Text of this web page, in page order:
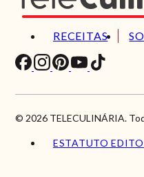
RECEITAS
© 2026 TELECULINÁRIA.
ESTATUTO